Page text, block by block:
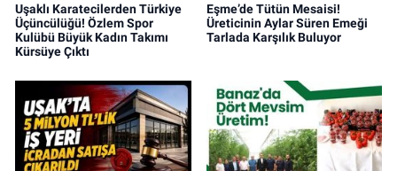
Uşaklı Karatecilerden Türkiye
Üçüncülüğü! Özlem Spor
Kulübü Büyük Kadın Takımı
Kürsüye Çıktı
Eşme’de Tütün Mesaisi!
Üreticinin Aylar Süren Emeği
Tarlada Karşılık Buluyor